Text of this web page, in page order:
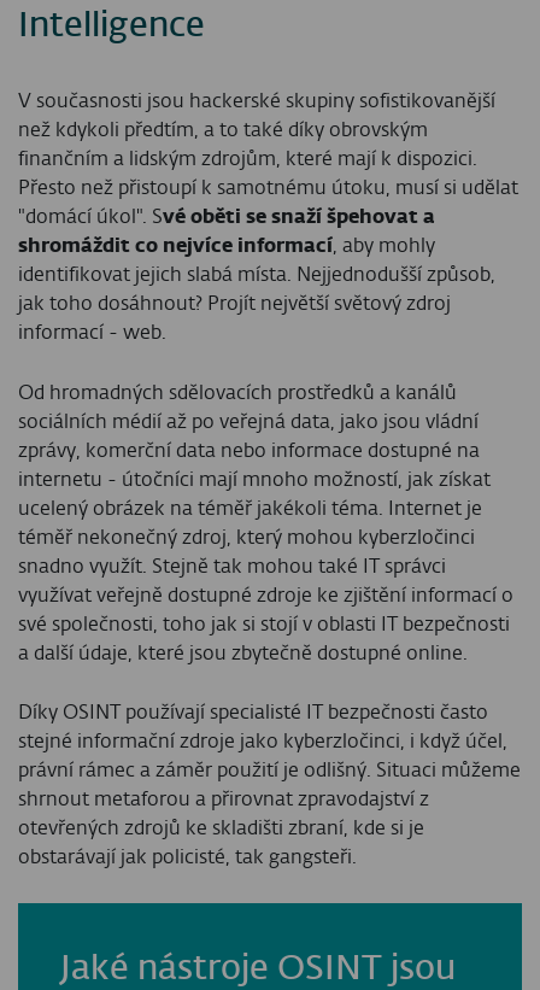
Intelligence
V současnosti jsou hackerské skupiny sofistikovanější
než kdykoli předtím, a to také díky obrovským
finančním a lidským zdrojům, které mají k dispozici.
Přesto než přistoupí k samotnému útoku, musí si udělat
"domácí úkol". Své oběti se snaží špehovat a
shromáždit co nejvíce informací, aby mohly
identifikovat jejich slabá místa. Nejjednodušší způsob,
jak toho dosáhnout? Projít největší světový zdroj
informací - web.
Od hromadných sdělovacích prostředků a kanálů
sociálních médií až po veřejná data, jako jsou vládní
zprávy, komerční data nebo informace dostupné na
internetu - útočníci mají mnoho možností, jak získat
ucelený obrázek na téměř jakékoli téma. Internet je
téměř nekonečný zdroj, který mohou kyberzločinci
snadno využít. Stejně tak mohou také IT správci
využívat veřejně dostupné zdroje ke zjištění informací o
své společnosti, toho jak si stojí v oblasti IT bezpečnosti
a další údaje, které jsou zbytečně dostupné online.
Díky OSINT používají specialisté IT bezpečnosti často
stejné informační zdroje jako kyberzločinci, i když účel,
právní rámec a záměr použití je odlišný. Situaci můžeme
shrnout metaforou a přirovnat zpravodajství z
otevřených zdrojů ke skladišti zbraní, kde si je
obstarávají jak policisté, tak gangsteři.
Jaké nástroje OSINT jsou